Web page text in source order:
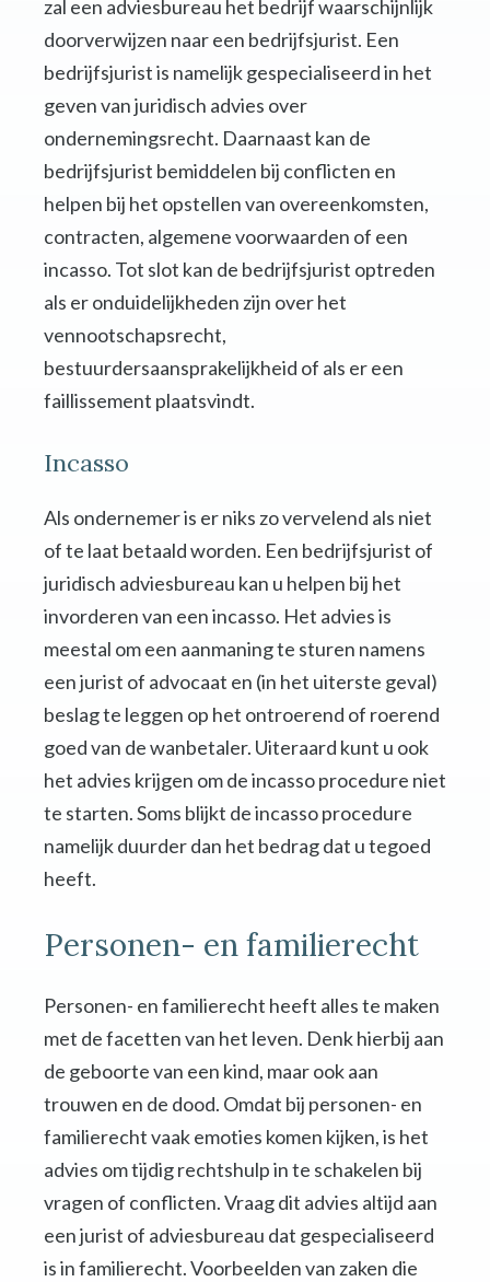
zal een adviesbureau het bedrijf waarschijnlijk
doorverwijzen naar een bedrijfsjurist. Een
bedrijfsjurist is namelijk gespecialiseerd in het
geven van juridisch advies over
ondernemingsrecht. Daarnaast kan de
bedrijfsjurist bemiddelen bij conflicten en
helpen bij het opstellen van overeenkomsten,
contracten, algemene voorwaarden of een
incasso. Tot slot kan de bedrijfsjurist optreden
als er onduidelijkheden zijn over het
vennootschapsrecht,
bestuurdersaansprakelijkheid of als er een
faillissement plaatsvindt.
Incasso
Als ondernemer is er niks zo vervelend als niet
of te laat betaald worden. Een bedrijfsjurist of
juridisch adviesbureau kan u helpen bij het
invorderen van een incasso. Het advies is
meestal om een aanmaning te sturen namens
een jurist of advocaat en (in het uiterste geval)
beslag te leggen op het ontroerend of roerend
goed van de wanbetaler. Uiteraard kunt u ook
het advies krijgen om de incasso procedure niet
te starten. Soms blijkt de incasso procedure
namelijk duurder dan het bedrag dat u tegoed
heeft.
Personen- en familierecht
Personen- en familierecht heeft alles te maken
met de facetten van het leven. Denk hierbij aan
de geboorte van een kind, maar ook aan
trouwen en de dood. Omdat bij personen- en
familierecht vaak emoties komen kijken, is het
advies om tijdig rechtshulp in te schakelen bij
vragen of conflicten. Vraag dit advies altijd aan
een jurist of adviesbureau dat gespecialiseerd
is in familierecht. Voorbeelden van zaken die